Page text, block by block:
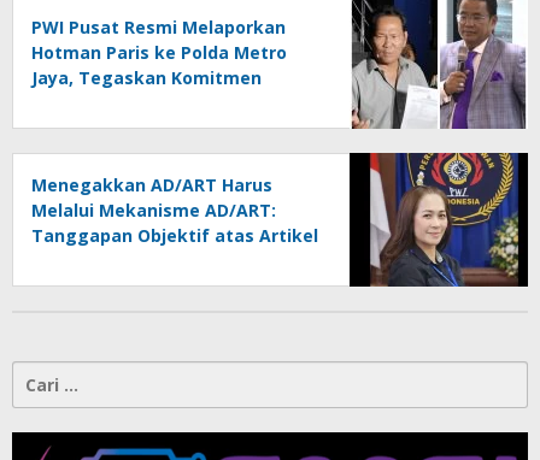
PWI Pusat Resmi Melaporkan
Hotman Paris ke Polda Metro
Jaya, Tegaskan Komitmen
Menegakkan AD/ART Harus
Melalui Mekanisme AD/ART:
Tanggapan Objektif atas Artikel
Konspirasi Melanggar Aturan”
Cari